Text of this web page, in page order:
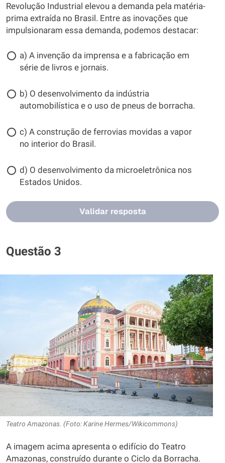
Revolução Industrial elevou a demanda pela matéria-
prima extraída no Brasil. Entre as inovações que
impulsionaram essa demanda, podemos destacar:
a) A invenção da imprensa e a fabricação em
série de livros e jornais.
b) O desenvolvimento da indústria
automobilística e o uso de pneus de borracha.
c) A construção de ferrovias movidas a vapor
no interior do Brasil.
d) O desenvolvimento da microeletrônica nos
Estados Unidos.
Validar resposta
Questão 3
Teatro Amazonas. (Foto: Karine Hermes/Wikicommons)
A imagem acima apresenta o edifício do Teatro
Amazonas, construído durante o Ciclo da Borracha.